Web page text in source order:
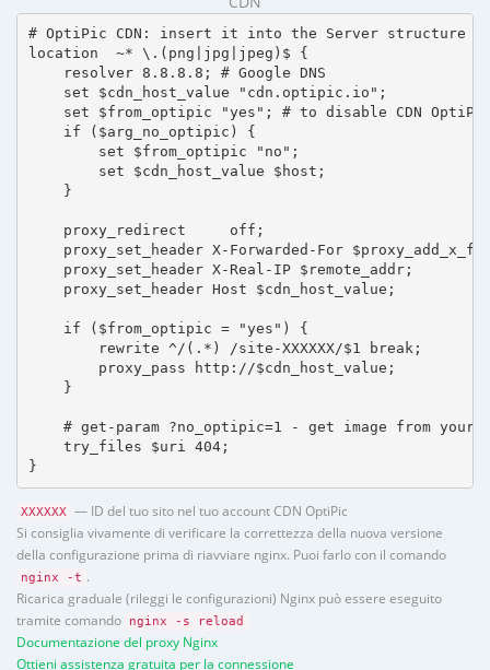
# OptiPic CDN: insert it into the Server structure
location  ~* \.(png|jpg|jpeg)$ {
    resolver 8.8.8.8; # Google DNS
    set $cdn_host_value "cdn.optipic.io";
set $from_optipic "yes"; # to disable CDN
    if ($arg_no_optipic) {
        set $from_optipic "no";
        set $cdn_host_value $host;
    }
    proxy_redirect     off;
proxy_set_header X-Forwarded-For
    proxy_set_header X-Real-IP $remote_addr;
    proxy_set_header Host $cdn_host_value;
    if ($from_optipic = "yes") {
        rewrite ^/(.*) /site-XXXXXX/$1 break;
        proxy_pass http://$cdn_host_value;
    }
# get-param ?no_optipic=1 - get image from your
    try_files $uri 404;
}
XXXXXX
— ID del tuo sito nel tuo account CDN OptiPic
Si consiglia vivamente di verificare la correttezza della nuova versione
della configurazione prima di riavviare nginx. Puoi farlo con il comando
nginx -t .
Ricarica graduale (rileggi le configurazioni) Nginx può essere eseguito
tramite comando
nginx -s reload
Documentazione del proxy Nginx
Ottieni assistenza gratuita per la connessione